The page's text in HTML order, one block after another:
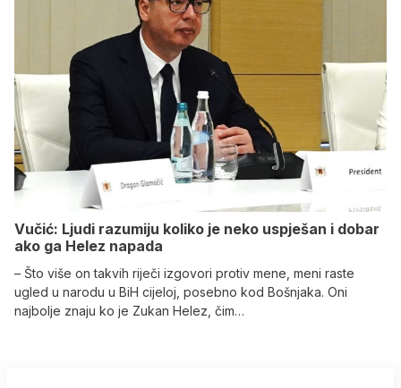
Vučić: Ljudi razumiju koliko je neko uspješan i dobar
ako ga Helez napada
– Što više on takvih riječi izgovori protiv mene, meni raste
ugled u narodu u BiH cijeloj, posebno kod Bošnjaka. Oni
najbolje znaju ko je Zukan Helez, čim…